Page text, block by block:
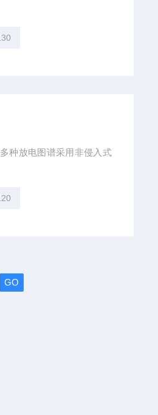
种放电图谱采用非侵入式